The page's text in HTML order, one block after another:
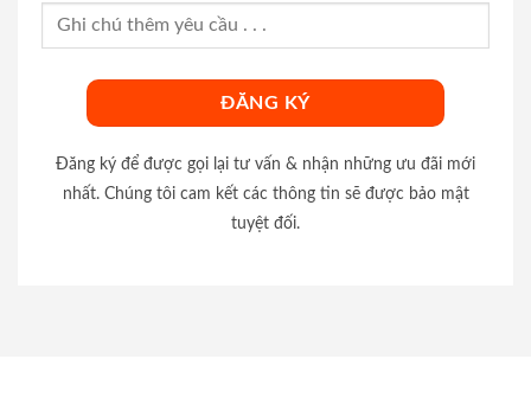
Đăng ký để được gọi lại tư vấn & nhận những ưu đãi mới
nhất. Chúng tôi cam kết các thông tin sẽ được bảo mật
tuyệt đối.